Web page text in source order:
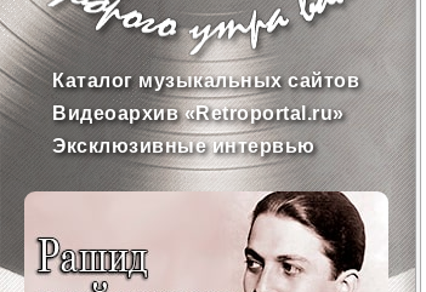
Каталог музыкальных сайтов
Видеоархив «Retroportal.ru»
Эксклюзивные интервью